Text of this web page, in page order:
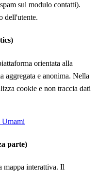
sul modulo contatti).
dell'utente.
orientata alla
aggregata e anonima. Nella
cookie e non traccia dati
parte)
mappa interattiva. Il